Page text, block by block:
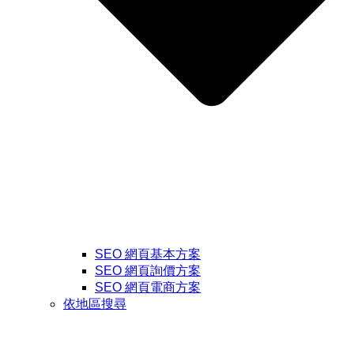
SEO 網頁基本方案
SEO 網頁詢價方案
SEO 網頁電商方案
依地區搜尋